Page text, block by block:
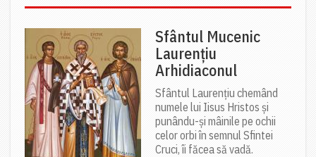
Sfântul Mucenic
Laurențiu
Arhidiaconul
Sfântul Laurențiu chemând
numele lui Iisus Hristos și
punându-și mâinile pe ochii
celor orbi în semnul Sfintei
Cruci, îi făcea să vadă.